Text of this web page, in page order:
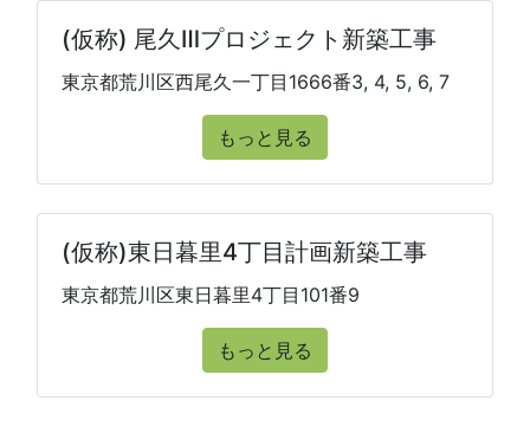
(仮称) 尾久Ⅲプロジェクト新築工事
東京都荒川区西尾久一丁目1666番3, 4, 5, 6, 7
もっと見る
(仮称)東日暮里4丁目計画新築工事
東京都荒川区東日暮里4丁目101番9
もっと見る